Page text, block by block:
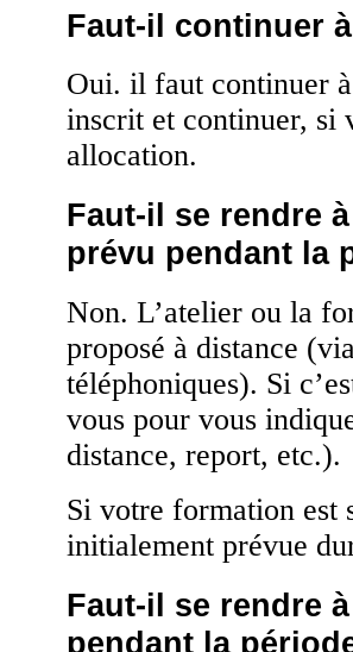
Faut-il continuer
Oui. il faut continuer
inscrit et continuer, si
allocation.
Faut-il se rendre
prévu pendant la
Non. L’atelier ou la
proposé à distance
téléphoniques). Si
vous pour vous
distance, report, etc.).
Si votre formation est
initialement prévue
Faut-il se rendre
pendant la